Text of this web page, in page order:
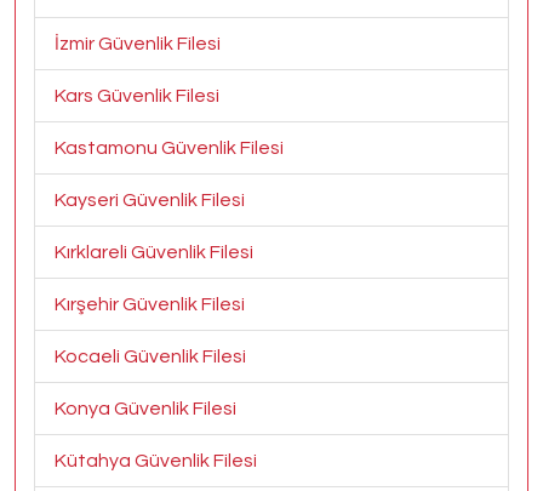
İzmir Güvenlik Filesi
Kars Güvenlik Filesi
Kastamonu Güvenlik Filesi
Kayseri Güvenlik Filesi
Kırklareli Güvenlik Filesi
Kırşehir Güvenlik Filesi
Kocaeli Güvenlik Filesi
Konya Güvenlik Filesi
Kütahya Güvenlik Filesi